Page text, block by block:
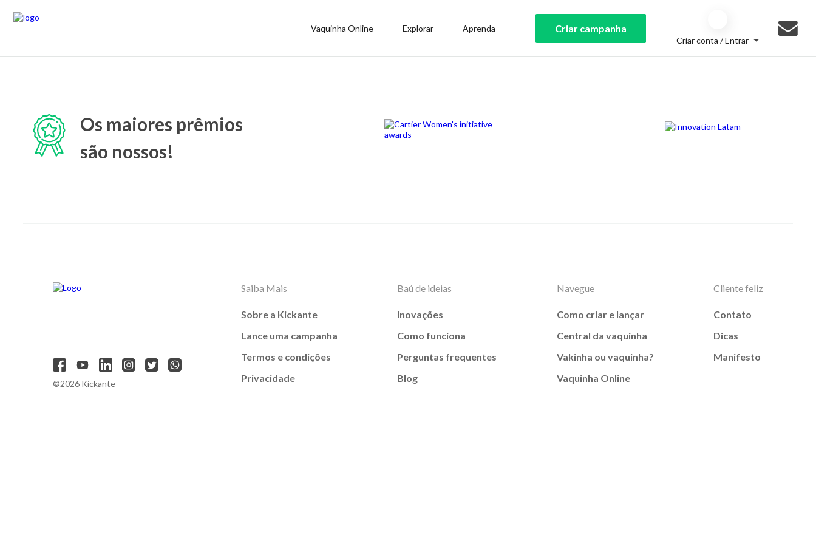
Vaquinha Online Explorar Aprenda Criar campanha
Criar conta / Entrar
Os maiores prêmios
são nossos!
©2026 Kickante
Saiba Mais
Sobre a Kickante
Lance uma campanha
Termos e condições
Privacidade
Baú de ideias
Inovações
Como funciona
Perguntas frequentes
Blog
Navegue
Como criar e lançar
Central da vaquinha
Vakinha ou vaquinha?
Vaquinha Online
Cliente feliz
Contato
Dicas
Manifesto